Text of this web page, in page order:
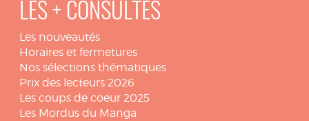
LES + CONSULTÉS
Les nouveautés
Horaires et fermetures
Nos sélections thématiques
Prix des lecteurs 2026
Les coups de coeur 2025
Les Mordus du Manga